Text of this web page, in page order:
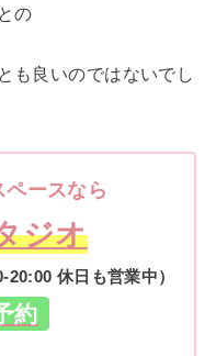
の
も良いのではないでし
ースなら
ジオ
20:00 休日も営業中）
約